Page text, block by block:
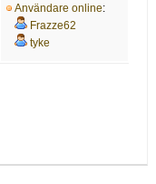
Användare online:
Frazze62
tyke